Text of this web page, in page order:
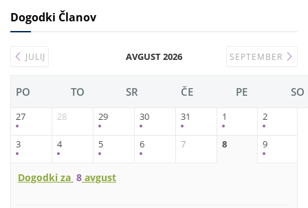
Dogodki Članov
JULIJ AVGUST 2026 SEPTEMBER
PO TO SR ČE PE SO
27 28 29 30 31 1 2
3 4 5 6 7 8 9
Dogodki za 8 avgust